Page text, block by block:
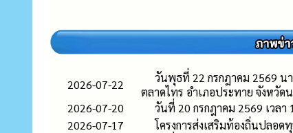
2026-07-22
วันพุธที่ 22 กรกฎาคม 2569 น
ตลาดไทร อำเภอประทาย จังหวัด
2026-07-20
วันที่ 20 กรกฎาคม 2569 เวล
2026-07-17
โครงการส่งเสริมท้องถิ่นปลอ